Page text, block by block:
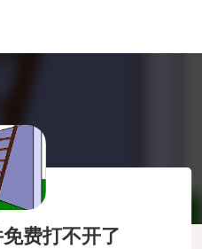
费打不开了